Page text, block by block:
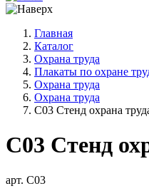
Главная
Каталог
Охрана труда
Плакаты по охране
Охрана труда
Охрана труда
С03 Стенд охрана
С03 Стенд
арт. С03